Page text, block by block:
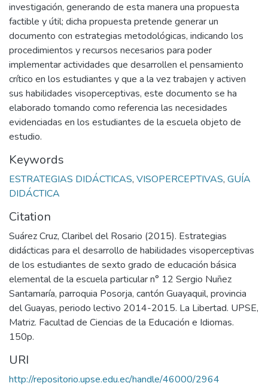
investigación, generando de esta manera una propuesta
factible y útil; dicha propuesta pretende generar un
documento con estrategias metodológicas, indicando los
procedimientos y recursos necesarios para poder
implementar actividades que desarrollen el pensamiento
crítico en los estudiantes y que a la vez trabajen y activen
sus habilidades visoperceptivas, este documento se ha
elaborado tomando como referencia las necesidades
evidenciadas en los estudiantes de la escuela objeto de
estudio.
Keywords
ESTRATEGIAS DIDÁCTICAS, VISOPERCEPTIVAS, GUÍA
DIDÁCTICA
Citation
Suárez Cruz, Claribel del Rosario (2015). Estrategias
didácticas para el desarrollo de habilidades visoperceptivas
de los estudiantes de sexto grado de educación básica
elemental de la escuela particular n° 12 Sergio Nuñez
Santamaría, parroquia Posorja, cantón Guayaquil, provincia
del Guayas, periodo lectivo 2014-2015. La Libertad. UPSE,
Matriz. Facultad de Ciencias de la Educación e Idiomas.
150p.
URI
http://repositorio.upse.edu.ec/handle/46000/2964